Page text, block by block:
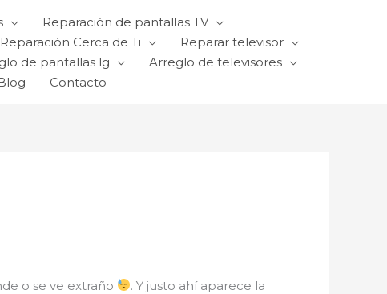
Reparación de pantallas TV
Reparación Cerca de Ti
Reparar televisor
de pantallas lg
Arreglo de televisores
Contacto
o se ve extraño
. Y justo ahí aparece la